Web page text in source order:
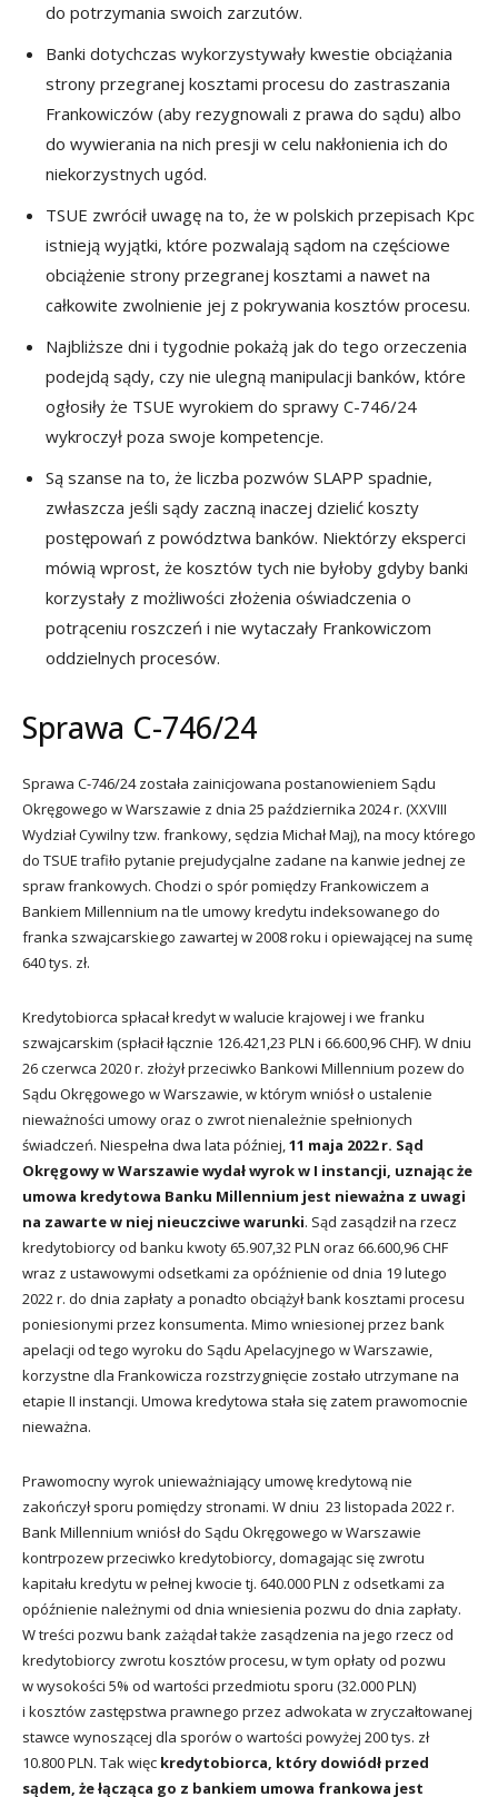
do potrzymania swoich zarzutów.
Banki dotychczas wykorzystywały kwestie obciążania
strony przegranej kosztami procesu do zastraszania
Frankowiczów (aby rezygnowali z prawa do sądu) albo
do wywierania na nich presji w celu nakłonienia ich do
niekorzystnych ugód.
TSUE zwrócił uwagę na to, że w polskich przepisach Kpc
istnieją wyjątki, które pozwalają sądom na częściowe
obciążenie strony przegranej kosztami a nawet na
całkowite zwolnienie jej z pokrywania kosztów procesu.
Najbliższe dni i tygodnie pokażą jak do tego orzeczenia
podejdą sądy, czy nie ulegną manipulacji banków, które
ogłosiły że TSUE wyrokiem do sprawy C-746/24
wykroczył poza swoje kompetencje.
Są szanse na to, że liczba pozwów SLAPP spadnie,
zwłaszcza jeśli sądy zaczną inaczej dzielić koszty
postępowań z powództwa banków. Niektórzy eksperci
mówią wprost, że kosztów tych nie byłoby gdyby banki
korzystały z możliwości złożenia oświadczenia o
potrąceniu roszczeń i nie wytaczały Frankowiczom
oddzielnych procesów.
Sprawa C-746/24
Sprawa C-746/24 została zainicjowana postanowieniem Sądu
Okręgowego w Warszawie z dnia 25 października 2024 r. (XXVIII
Wydział Cywilny tzw. frankowy, sędzia Michał Maj), na mocy którego
do TSUE trafiło pytanie prejudycjalne zadane na kanwie jednej ze
spraw frankowych. Chodzi o spór pomiędzy Frankowiczem a
Bankiem Millennium na tle umowy kredytu indeksowanego do
franka szwajcarskiego zawartej w 2008 roku i opiewającej na sumę
640 tys. zł.
Kredytobiorca spłacał kredyt w walucie krajowej i we franku
szwajcarskim (spłacił łącznie 126.421,23 PLN i 66.600,96 CHF). W dniu
26 czerwca 2020 r. złożył przeciwko Bankowi Millennium pozew do
Sądu Okręgowego w Warszawie, w którym wniósł o ustalenie
nieważności umowy oraz o zwrot nienależnie spełnionych
świadczeń. Niespełna dwa lata później,11 maja 2022 r. Sąd
Okręgowy w Warszawie wydał wyrok w I instancji, uznając że
umowa kredytowa Banku Millennium jest nieważna z uwagi
na zawarte w niej nieuczciwe warunki. Sąd zasądził na rzecz
kredytobiorcy od banku kwoty 65.907,32 PLN oraz 66.600,96 CHF
wraz z ustawowymi odsetkami za opóźnienie od dnia 19 lutego
2022 r. do dnia zapłaty a ponadto obciążył bank kosztami procesu
poniesionymi przez konsumenta. Mimo wniesionej przez bank
apelacji od tego wyroku do Sądu Apelacyjnego w Warszawie,
korzystne dla Frankowicza rozstrzygnięcie zostało utrzymane na
etapie II instancji. Umowa kredytowa stała się zatem prawomocnie
nieważna.
Prawomocny wyrok unieważniający umowę kredytową nie
zakończył sporu pomiędzy stronami. W dniu 23 listopada 2022 r.
Bank Millennium wniósł do Sądu Okręgowego w Warszawie
kontrpozew przeciwko kredytobiorcy, domagając się zwrotu
kapitału kredytu w pełnej kwocie tj. 640.000 PLN z odsetkami za
opóźnienie należnymi od dnia wniesienia pozwu do dnia zapłaty.
W treści pozwu bank zażądał także zasądzenia na jego rzecz od
kredytobiorcy zwrotu kosztów procesu, w tym opłaty od pozwu
w wysokości 5% od wartości przedmiotu sporu (32.000 PLN)
i kosztów zastępstwa prawnego przez adwokata w zryczałtowanej
stawce wynoszącej dla sporów o wartości powyżej 200 tys. zł
10.800 PLN. Tak więc kredytobiorca, który dowiódł przed
sądem, że łącząca go z bankiem umowa frankowa jest